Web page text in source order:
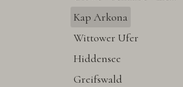
Kap Arkona
Wittower Ufer
Hiddensee
Greifswald